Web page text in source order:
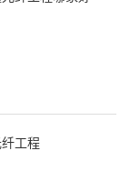
工程